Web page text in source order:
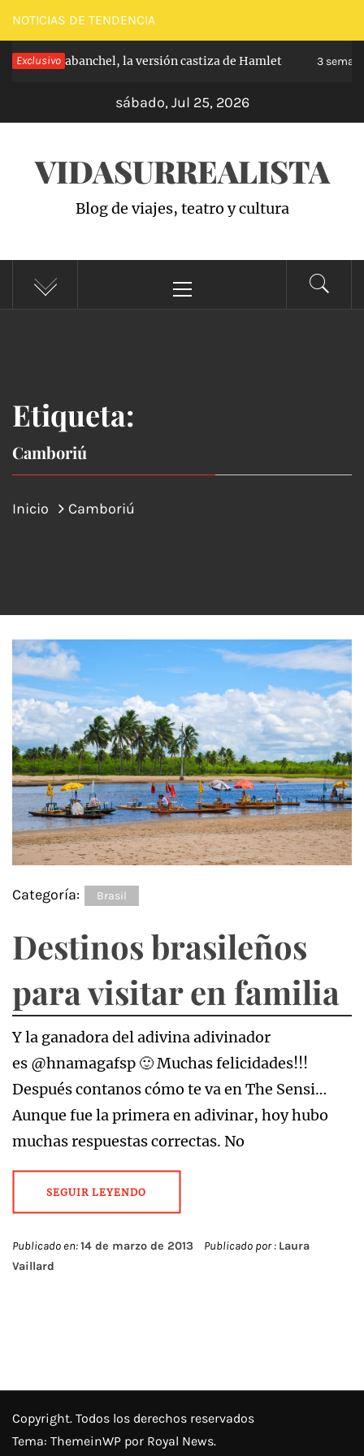
Saltar
al
contenido
NOTICIAS DE TENDENCIA
Exclusivo
de Carabanchel, la versión castiza de Hamlet 3
sábado, Jul 25, 2026
VIDASURREALISTA
Blog de viajes, teatro y cultura
principal
Etiqueta:
Camboriú
Inicio Camboriú
Categoría: Brasil
Destinos brasileños
para visitar en familia
Y la ganadora del adivina adivinador
es @hnamagafsp 🙂 Muchas felicidades!!!
Después contanos cómo te va en The Sensi…
Aunque fue la primera en adivinar, hoy hubo
muchas respuestas correctas. No
SEGUIR LEYENDO
Publicado en:14 de marzo de 2013 Publicado por : Laura
Vaillard
Copyright. Todos los derechos reservados
Tema: ThemeinWP por Royal News.